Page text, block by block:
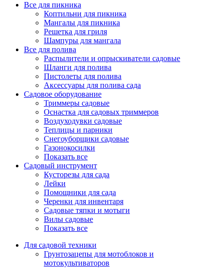
Все для пикника
Коптильни для пикника
Мангалы для пикника
Решетка для гриля
Шампуры для мангала
Все для полива
Распылители и опрыскиватели садовые
Шланги для полива
Пистолеты для полива
Аксессуары для полива сада
Садовое оборудование
Триммеры садовые
Оснастка для садовых триммеров
Воздуходувки садовые
Теплицы и парники
Снегоуборщики садовые
Газонокосилки
Показать все
Садовый инструмент
Кусторезы для сада
Лейки
Помощники для сада
Черенки для инвентаря
Садовые тяпки и мотыги
Вилы садовые
Показать все
Для садовой техники
Грунтозацепы для мотоблоков и
мотокультиваторов